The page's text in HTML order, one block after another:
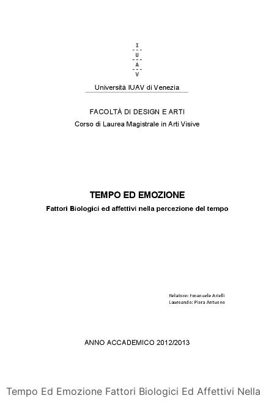
Tempo Ed Emozione Fattori Biologici Ed Affettivi Nella